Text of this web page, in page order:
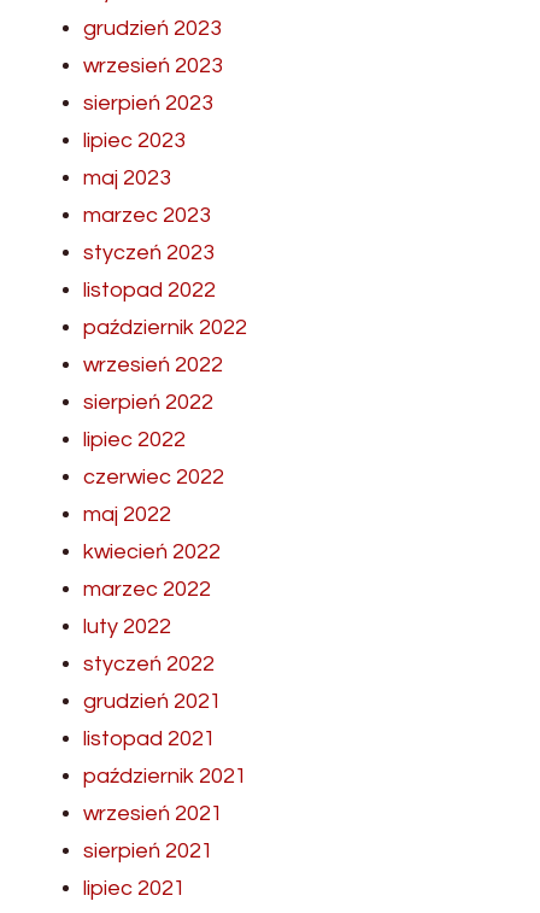
grudzień 2023
wrzesień 2023
sierpień 2023
lipiec 2023
maj 2023
marzec 2023
styczeń 2023
listopad 2022
październik 2022
wrzesień 2022
sierpień 2022
lipiec 2022
czerwiec 2022
maj 2022
kwiecień 2022
marzec 2022
luty 2022
styczeń 2022
grudzień 2021
listopad 2021
październik 2021
wrzesień 2021
sierpień 2021
lipiec 2021